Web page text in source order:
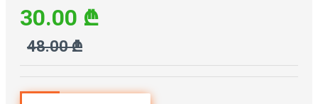
30.00 ₾
48.00 ₾